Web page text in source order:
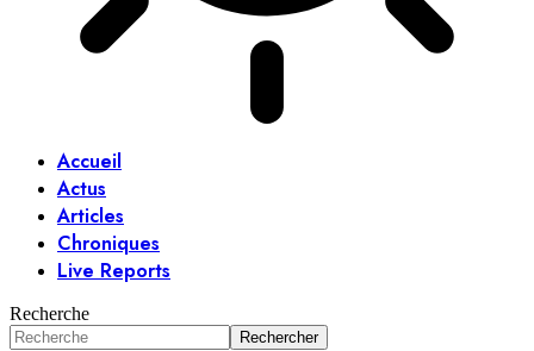
Accueil
Actus
Articles
Chroniques
Live Reports
Recherche